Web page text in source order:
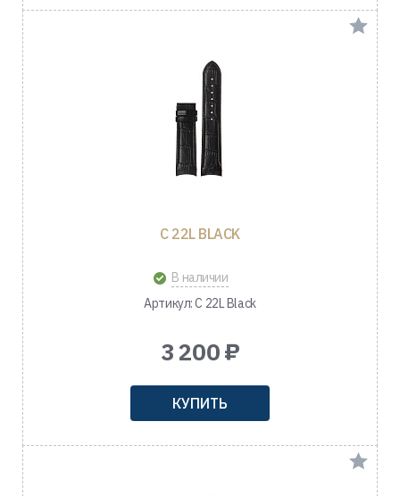
C 22L BLACK
В наличии
Артикул: C 22L Black
3 200 ₽
КУПИТЬ